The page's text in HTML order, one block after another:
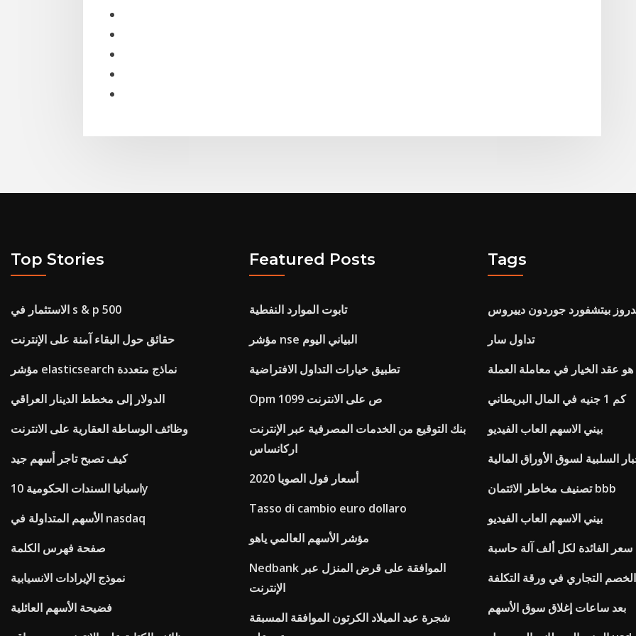
Top Stories
الاستثمار في s & p 500
حقائق حول البقاء آمنة على الإنترنت
مؤشر elasticsearch نماذج متعددة
الدولار إلى مخطط الدينار العراقي
وظائف الوساطة العقارية على الانترنت
كيف تصبح تاجر أسهم جيد
اسبانيا السندات الحكومية 10y
الأسهم المتداولة في nasdaq
صفحة فهرس الكلمة
نموذج الإيرادات الانسيابية
فضيحة الأسهم العائلية
Featured Posts
تابوت الموارد النفطية
مؤشر nse البياني اليوم
تطبيق خيارات التداول الافتراضية
Opm 1099 ص على الانترنت
بنك التوقيع من الخدمات المصرفية عبر الإنترنت
اركانساس
أسعار فول الصويا 2020
Tasso di cambio euro dollaro
مؤشر الأسهم العالمي ياهو
Nedbank الموافقة على قرض المنزل عبر
الإنترنت
شجرة عيد الميلاد الكرتون الموافقة المسبقة
Tags
بيتشفورد جوردون دييروس
تداول سار
هو عقد الخيار في معاملة العملة
كم 1 جنيه في المال البريطاني
بيني الاسهم العاب الفيديو
السلبية لسوق الأوراق المالية
تصنيف مخاطر الائتمان bbb
بيني الاسهم العاب الفيديو
سعر الفائدة لكل ألف آلة حاسبة
الخصم التجاري في ورقة التكلفة
بعد ساعات إغلاق سوق الأسهم